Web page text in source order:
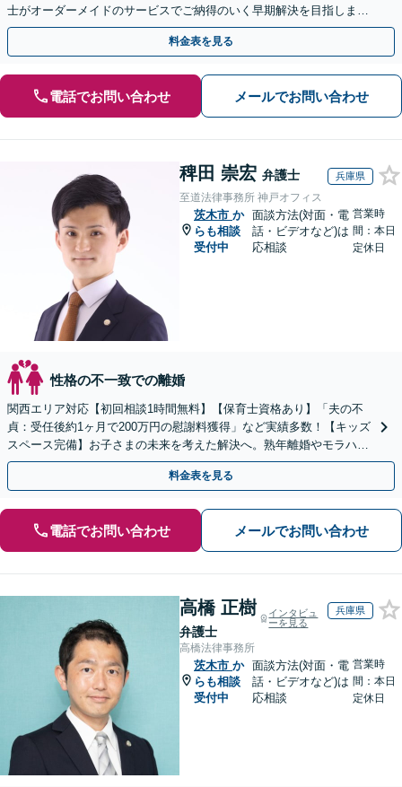
士がオーダーメイドのサービスでご納得のいく早期解決を目指します
【初回相談無料・電話/WEB面談・関西エリア対応可】
料金表を見る
電話でお問い合わせ メールでお問い合わせ
稗田 崇宏 弁護士 兵庫県
至道法律事務所 神戸オフィス
茨木市 か
らも相談
受付中
面談方法(対面・電
話・ビデオなど)は
応相談
営業時
間：本日
定休日
性格の不一致での離婚
関西エリア対応【初回相談1時間無料】【保育士資格あり】「夫の不
貞：受任後約1ヶ月で200万円の慰謝料獲得」など実績多数！【キッズ
スペース完備】お子さまの未来を考えた解決へ。熟年離婚やモラハラ
のご相談多数【Web面談・電話相談・夜間相談OK】
料金表を見る
電話でお問い合わせ メールでお問い合わせ
高橋 正樹
弁護士
インタビュ
ーを見る
兵庫県
高橋法律事務所
茨木市 か
らも相談
受付中
面談方法(対面・電
話・ビデオなど)は
応相談
営業時
間：本日
定休日